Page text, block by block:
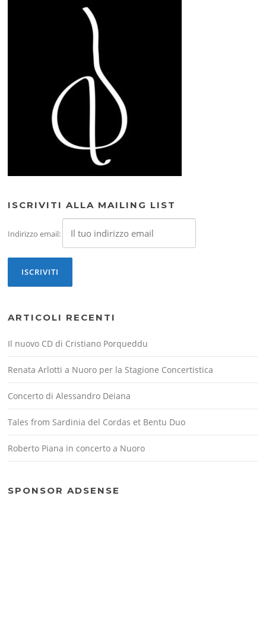
ISCRIVITI ALLA MAILING LIST
Indirizzo email:
ARTICOLI RECENTI
Il nuovo CD di Cristiano Porqueddu
Renata Arlotti a Nuoro per la Stagione Concertistica
Concerto di Alessandro Deiana
Tales from Sardinia del Cordas et Bentu Duo
Roberto Piana in concerto a Nuoro
SPONSOR ADSENSE